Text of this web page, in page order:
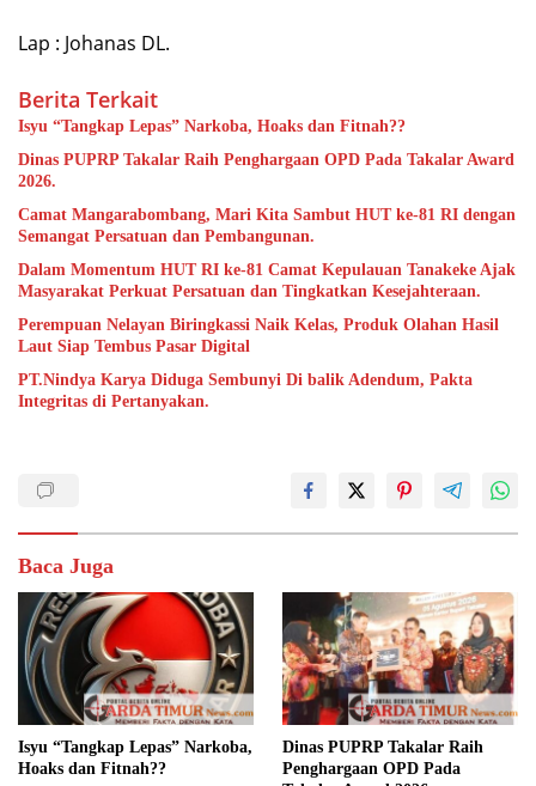
Lap : Johanas DL.
Berita Terkait
Isyu “Tangkap Lepas” Narkoba, Hoaks dan Fitnah??
Dinas PUPRP Takalar Raih Penghargaan OPD Pada Takalar Award
2026.
Camat Mangarabombang, Mari Kita Sambut HUT ke-81 RI dengan
Semangat Persatuan dan Pembangunan.‍
Dalam Momentum HUT RI ke-81 Camat Kepulauan Tanakeke Ajak
Masyarakat Perkuat Persatuan dan Tingkatkan Kesejahteraan.
Perempuan Nelayan Biringkassi Naik Kelas, Produk Olahan Hasil
Laut Siap Tembus Pasar Digital
PT.Nindya Karya Diduga Sembunyi Di balik Adendum, Pakta
Integritas di Pertanyakan.
Baca Juga
Isyu “Tangkap Lepas” Narkoba,
Hoaks dan Fitnah??
Dinas PUPRP Takalar Raih
Penghargaan OPD Pada